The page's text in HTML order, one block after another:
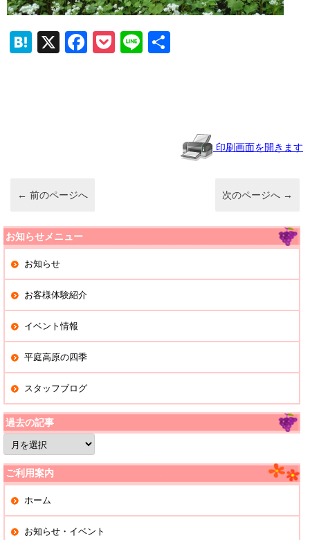
H
X
F
k
P
Li
印刷画面を開きます
← 前のページへ 次のページへ →
お知らせメニュー
お知らせ
お客様体験紹介
イベント情報
平庭高原の四季
スタッフブログ
過去の記事
過
去
の
記
事
ご利用案内
ホーム
お知らせ・イベント